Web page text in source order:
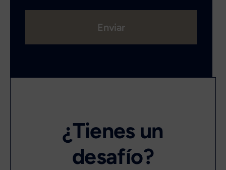
¿Tienes un
desafío?
Enviar